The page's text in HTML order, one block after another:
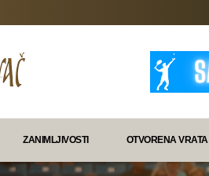
ZANIMLJIVOSTI OTVORENA VRATA